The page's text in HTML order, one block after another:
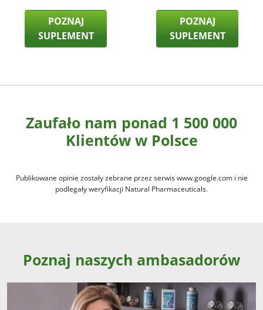
POZNAJ
SUPLEMENT
POZNAJ
SUPLEMENT
Zaufało nam ponad 1 500 000
Klientów w Polsce
Publikowane opinie zostały zebrane przez serwis www.google.com i nie
podlegały weryfikacji Natural Pharmaceuticals.
Poznaj naszych ambasadorów